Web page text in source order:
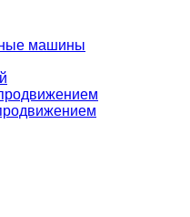
машины